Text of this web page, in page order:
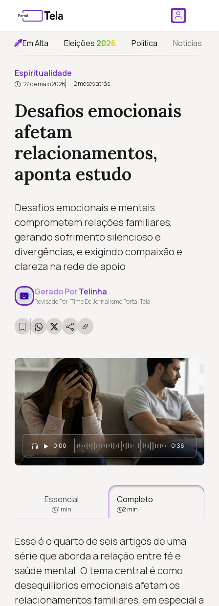
Em Alta Eleições 2026 Política Notícias
Espiritualidade
27 de maio 2026 2 meses atrás
Desafios emocionais
afetam
relacionamentos,
aponta estudo
Desafios emocionais e mentais
comprometem relações familiares,
gerando sofrimento silencioso e
divergências, e exigindo compaixão e
clareza na rede de apoio
Gerado PorTelinha
Revisado Por: Time De Jornalismo Portal Tela
0:00 0:36
Essencial
1 min
Completo
2 min
Esse é o quarto de seis artigos de uma
série que aborda a relação entre fé e
saúde mental. O tema central é como
desequilíbrios emocionais afetam os
relacionamentos familiares, em especial a